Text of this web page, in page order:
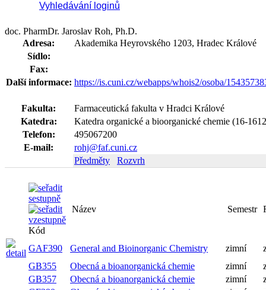
Vyhledávání loginů
doc. PharmDr. Jaroslav Roh, Ph.D.
Adresa:
Akademika Heyrovského 1203, Hradec Králové
Sídlo:
Fax:
Další informace: https://is.cuni.cz/webapps/whois2/osoba/
Fakulta:
Farmaceutická fakulta v Hradci Králové
Katedra:
Katedra organické a bioorganické chemie (16-
Telefon:
495067200
E-mail:
rohj@faf.cuni.cz
Předměty
Rozvrh
Kód
Název Semestr
GAF390 General and Bioinorganic Chemistry zimní
GB355
Obecná a bioanorganická chemie zimní
GB357
Obecná a bioanorganická chemie zimní